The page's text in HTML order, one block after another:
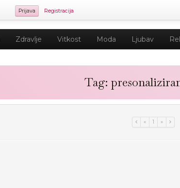
Prijava Registracija
Zdravlje Vitkost Moda Ljubav
Tag:
« 1 »